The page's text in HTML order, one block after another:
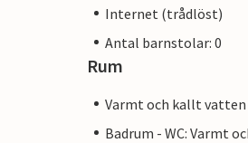
Internet (trådlöst)
Antal barnstolar: 0
Rum
Varmt och kallt
Badrum - WC: Varmt